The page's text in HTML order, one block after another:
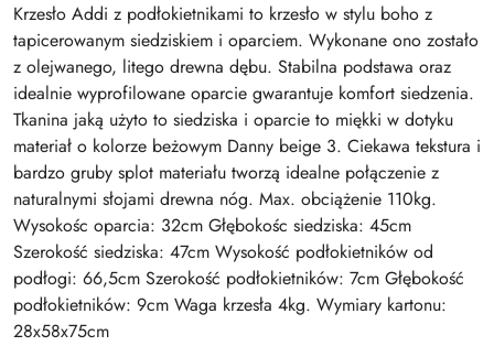
Krzesło Addi z podłokietnikami to krzesło w stylu boho z
tapicerowanym siedziskiem i oparciem. Wykonane ono zostało
z olejwanego, litego drewna dębu. Stabilna podstawa oraz
idealnie wyprofilowane oparcie gwarantuje komfort siedzenia.
Tkanina jaką użyto to siedziska i oparcie to miękki w dotyku
materiał o kolorze beżowym Danny beige 3. Ciekawa tekstura i
bardzo gruby splot materiału tworzą idealne połączenie z
naturalnymi słojami drewna nóg. Max. obciążenie 110kg.
Wysokośc oparcia: 32cm Głębokośc siedziska: 45cm
Szerokość siedziska: 47cm Wysokość podłokietników od
podłogi: 66,5cm Szerokość podłokietników: 7cm Głębokość
podłokietników: 9cm Waga krzesła 4kg. Wymiary kartonu:
28x58x75cm